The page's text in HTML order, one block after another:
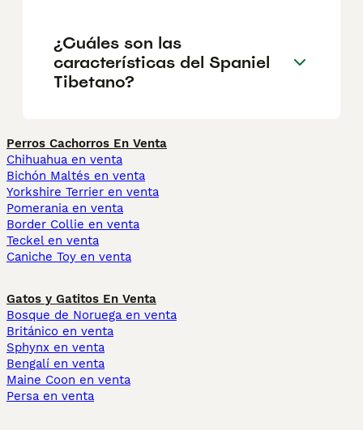
¿Cuáles son las
características del Spaniel
Tibetano?
Perros Cachorros En Venta
Chihuahua en venta
Bichón Maltés en venta
Yorkshire Terrier en venta
Pomerania en venta
Border Collie en venta
Teckel en venta
Caniche Toy en venta
Gatos y Gatitos En Venta
Bosque de Noruega en venta
Británico en venta
Sphynx en venta
Bengalí en venta
Maine Coon en venta
Persa en venta